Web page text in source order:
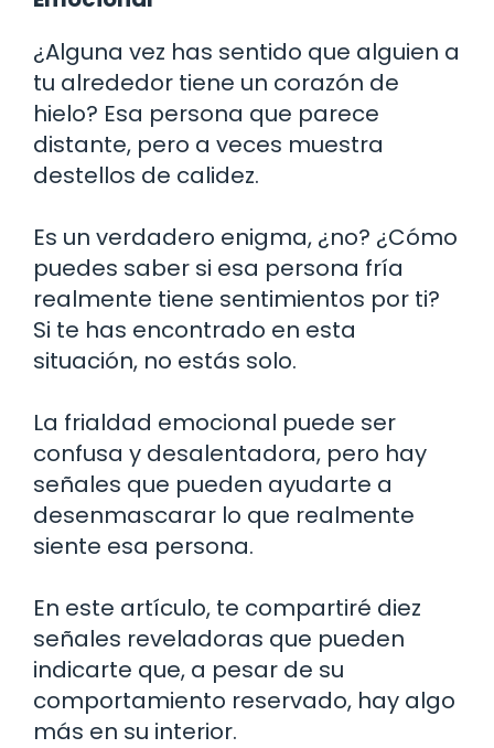
¿Alguna vez has sentido que alguien a
tu alrededor tiene un corazón de
hielo? Esa persona que parece
distante, pero a veces muestra
destellos de calidez.
Es un verdadero enigma, ¿no? ¿Cómo
puedes saber si esa persona fría
realmente tiene sentimientos por ti?
Si te has encontrado en esta
situación, no estás solo.
La frialdad emocional puede ser
confusa y desalentadora, pero hay
señales que pueden ayudarte a
desenmascarar lo que realmente
siente esa persona.
En este artículo, te compartiré diez
señales reveladoras que pueden
indicarte que, a pesar de su
comportamiento reservado, hay algo
más en su interior.